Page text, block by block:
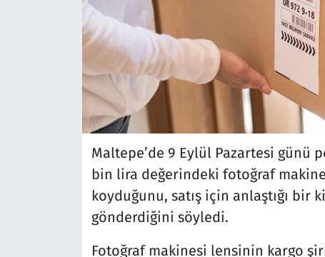
Maltepe’de 9 Eylül Pazartesi günü
bin lira değerindeki fotoğraf
koyduğunu, satış için anlaştığı
gönderdiğini söyledi.
Fotoğraf makinesi lensinin kargo